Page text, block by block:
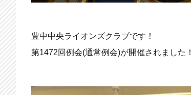
豊中中央ライオンズクラブです！
第1472回例会(通常例会)が開催されました！